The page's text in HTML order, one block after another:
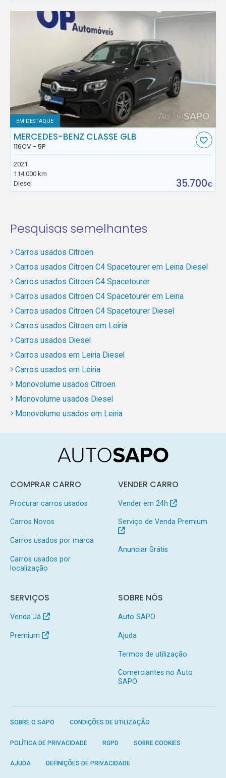
EM DESTAQUE
MERCEDES-BENZ CLASSE GLB
116CV - 5P
2021
114.000 km
Diesel
35.700€
Pesquisas semelhantes
Carros usados Citroen
Carros usados Citroen C4 Spacetourer em Leiria Diesel
Carros usados Citroen C4 Spacetourer
Carros usados Citroen C4 Spacetourer em Leiria
Carros usados Citroen C4 Spacetourer Diesel
Carros usados Citroen em Leiria
Carros usados Diesel
Carros usados em Leiria Diesel
Carros usados em Leiria
Monovolume usados Citroen
Monovolume usados Diesel
Monovolume usados em Leiria
COMPRAR CARRO
Procurar carros usados
Carros Novos
Carros usados por marca
Carros usados por
localização
VENDER CARRO
Vender em 24h
Serviço de Venda Premium
Anunciar Grátis
SERVIÇOS
Venda Já
Premium
SOBRE NÓS
Auto SAPO
Ajuda
Termos de utilização
Comerciantes no Auto
SAPO
SOBRE O SAPO CONDIÇÕES DE UTILIZAÇÃO
POLÍTICA DE PRIVACIDADE RGPD SOBRE COOKIES
AJUDA DEFINIÇÕES DE PRIVACIDADE